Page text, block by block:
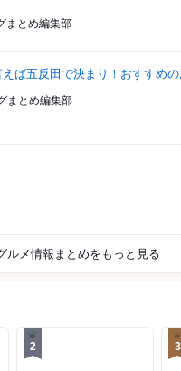
まとめ編集部
ば五反田で決まり！おすすめ
まとめ編集部
ルメ情報まとめをもっと見る
2 3